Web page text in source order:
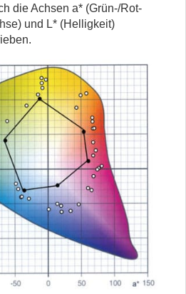
die Achsen a* (Grün-/Rot-
und L* (Helligkeit)